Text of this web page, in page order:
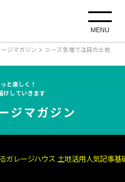
MENU
ジマガジン
ニーズ急増で注目の土地
と楽しく！
けしていきます
ジマガジン
ガレージハウス 土地活用人気記事基